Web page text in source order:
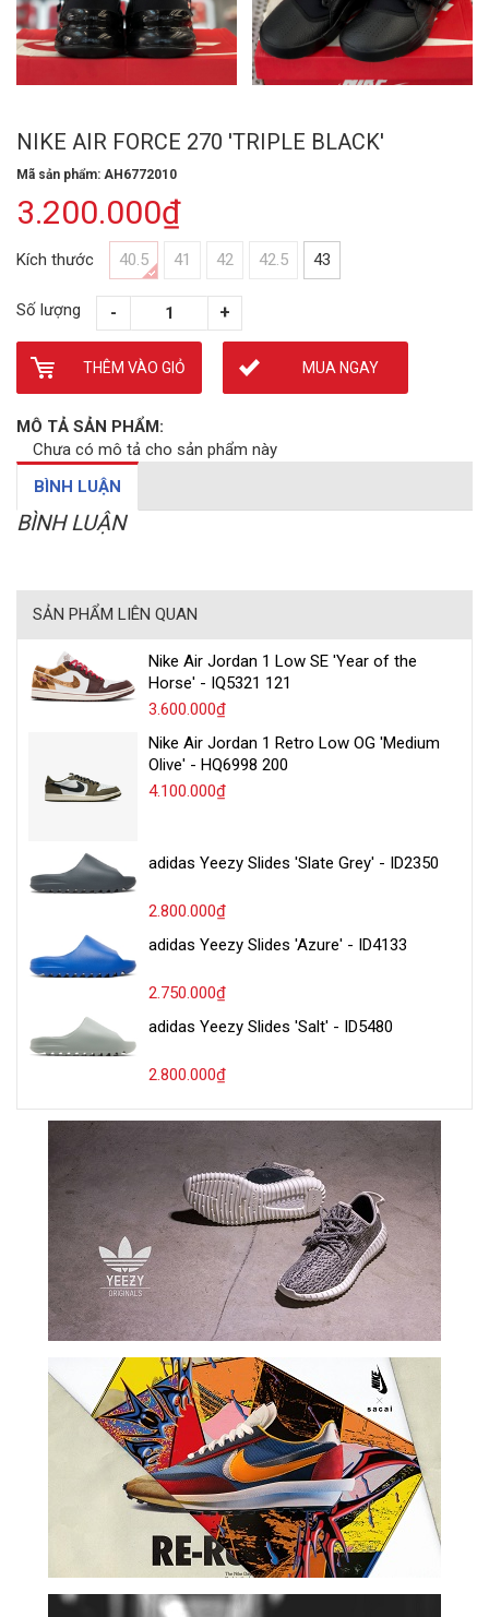
NIKE AIR FORCE 270 'TRIPLE BLACK'
Mã sản phẩm: AH6772010
3.200.000₫
Kích thước 40.5 41 42 42.5 43
Số lượng
THÊM VÀO GIỎ MUA NGAY
MÔ TẢ SẢN PHẨM:
Chưa có mô tả cho sản phẩm này
BÌNH LUẬN
BÌNH LUẬN
SẢN PHẨM LIÊN QUAN
Nike Air Jordan 1 Low SE 'Year of the
Horse' - IQ5321 121
3.600.000₫
Nike Air Jordan 1 Retro Low OG 'Medium
Olive' - HQ6998 200
4.100.000₫
adidas Yeezy Slides 'Slate Grey' - ID2350
2.800.000₫
adidas Yeezy Slides 'Azure' - ID4133
2.750.000₫
adidas Yeezy Slides 'Salt' - ID5480
2.800.000₫